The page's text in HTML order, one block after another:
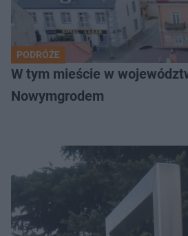
PODRÓŻE
W tym mieście w
Nowymgrodem